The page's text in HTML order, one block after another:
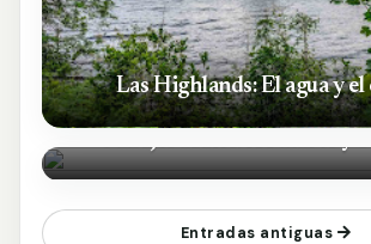
Las Highlands: El agua y el
Entradas antiguas